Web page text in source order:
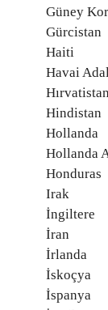
Güney
Gürcistan
Haiti
Havai
Hırvatistan
Hindistan
Hollanda
Hollanda
Honduras
Irak
İngiltere
İran
İrlanda
İskoçya
İspanya